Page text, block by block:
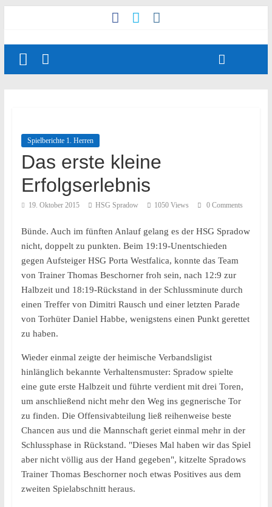
Spielberichte 1. Herren
Das erste kleine
Erfolgserlebnis
19. Oktober 2015 HSG Spradow 1050 Views 0 Comments
Bünde. Auch im fünften Anlauf gelang es der HSG Spradow
nicht, doppelt zu punkten. Beim 19:19-Unentschieden
gegen Aufsteiger HSG Porta Westfalica, konnte das Team
von Trainer Thomas Beschorner froh sein, nach 12:9 zur
Halbzeit und 18:19-Rückstand in der Schlussminute durch
einen Treffer von Dimitri Rausch und einer letzten Parade
von Torhüter Daniel Habbe, wenigstens einen Punkt gerettet
zu haben.
Wieder einmal zeigte der heimische Verbandsligist
hinlänglich bekannte Verhaltensmuster: Spradow spielte
eine gute erste Halbzeit und führte verdient mit drei Toren,
um anschließend nicht mehr den Weg ins gegnerische Tor
zu finden. Die Offensivabteilung ließ reihenweise beste
Chancen aus und die Mannschaft geriet einmal mehr in der
Schlussphase in Rückstand. "Dieses Mal haben wir das Spiel
aber nicht völlig aus der Hand gegeben", kitzelte Spradows
Trainer Thomas Beschorner noch etwas Positives aus dem
zweiten Spielabschnitt heraus.